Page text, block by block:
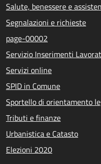
Salute, benessere e
Segnalazioni e richieste
page-00002
Servizio Inserimenti
Servizi online
SPID in Comune
Sportello di orientamento
Tributi e finanze
Urbanistica e Catasto
Elezioni 2020